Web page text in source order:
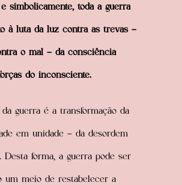
simbolicamente, toda a guerra
à luta da luz contra as trevas –
o mal – da consciência
do inconsciente.
guerra é a transformação da
em unidade – da desordem
Desta forma, a guerra pode ser
um meio de restabelecer a